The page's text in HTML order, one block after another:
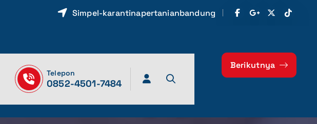
Simpel-karantinapertanianbandung
Telepon
0852-4501-7484
Berikutnya